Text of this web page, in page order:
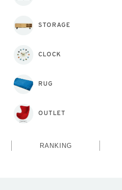
STORAGE
CLOCK
RUG
OUTLET
RANKING